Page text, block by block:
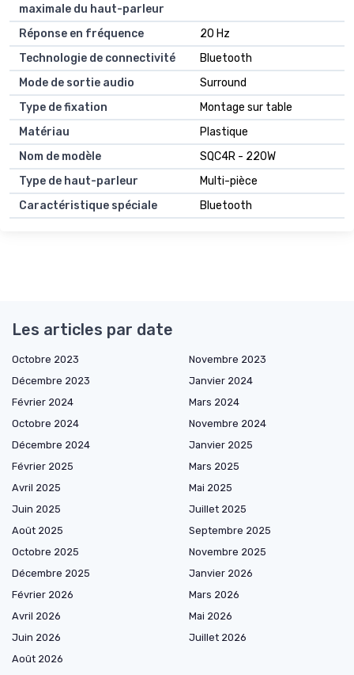
maximale du haut-parleur
Réponse en fréquence
20 Hz
Technologie de connectivité
Bluetooth
Mode de sortie audio
Surround
Type de fixation
Montage sur table
Matériau
Plastique
Nom de modèle
SQC4R - 220W
Type de haut-parleur
Multi-pièce
Caractéristique spéciale
Bluetooth
Les articles par date
Octobre 2023
Novembre 2023
Décembre 2023
Janvier 2024
Février 2024
Mars 2024
Octobre 2024
Novembre 2024
Décembre 2024
Janvier 2025
Février 2025
Mars 2025
Avril 2025
Mai 2025
Juin 2025
Juillet 2025
Août 2025
Septembre 2025
Octobre 2025
Novembre 2025
Décembre 2025
Janvier 2026
Février 2026
Mars 2026
Avril 2026
Mai 2026
Juin 2026
Juillet 2026
Août 2026